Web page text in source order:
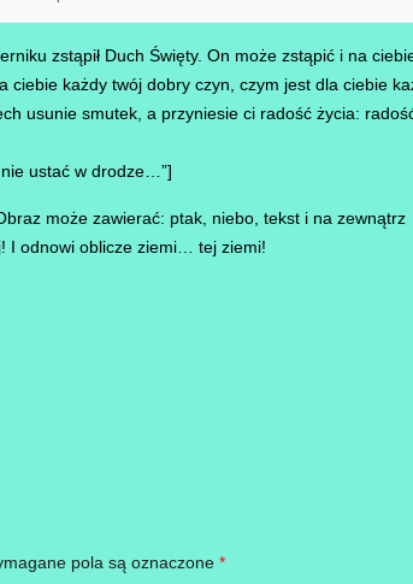
zstąpił Duch Święty. On może zstąpić i na
ciebie każdy twój dobry czyn, czym jest dla ciebie
usunie smutek, a przyniesie ci radość życia:
nie ustać w drodze…”]
I odnowi oblicze ziemi… tej ziemi!
pola są oznaczone *